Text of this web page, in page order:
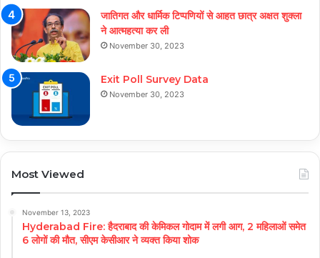
जातिगत और धार्मिक टिप्पणियों से आहत छात्र अक्षत शुक्ला
ने आत्महत्या कर ली
November 30, 2023
Exit Poll Survey Data
November 30, 2023
Most Viewed
November 13, 2023
Hyderabad Fire: हैदराबाद की केमिकल गोदाम में लगी आग, 2 महिलाओं समेत
6 लोगों की मौत, सीएम केसीआर ने व्यक्त किया शोक